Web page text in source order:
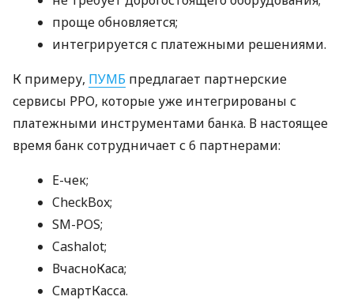
проще обновляется;
интегрируется с платежными решениями.
К примеру, ПУМБ предлагает партнерские
сервисы РРО, которые уже интегрированы с
платежными инструментами банка. В настоящее
время банк сотрудничает с 6 партнерами:
E-чек;
CheckBox;
SM-POS;
Cashalot;
ВчасноКаса;
СмартКасса.